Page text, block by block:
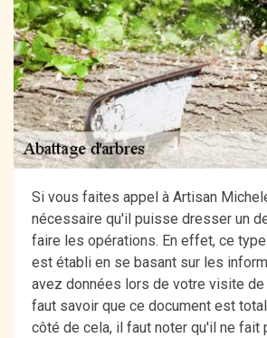
Si vous faites appel à Artisan
nécessaire qu'il puisse dresser un
faire les opérations. En effet, ce
est établi en se basant sur les
avez données lors de votre visite de
faut savoir que ce document est
côté de cela, il faut noter qu'il ne fait